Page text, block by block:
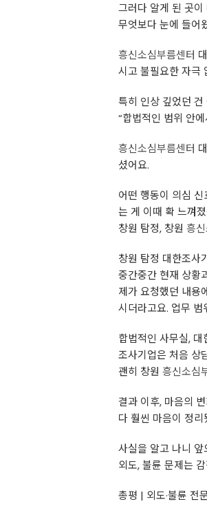
그러다 알게 된 곳
무엇보다 눈에 들어
흥신소심부름센터
시고 불필요한 자극
특히 인상 깊었던
“합법적인 범위 안
흥신소심부름센터
셨어요.
어떤 행동이 의심
는 게 이때 확 느껴
창원 탐정, 창원 흥
창원 탐정 대한조사
중간중간 현재 상황
제가 요청했던 내용
시더라고요. 업무
합법적인 사무실,
조사기업은 처음 상
괜히 창원 흥신소심
결과 이후, 마음의
다 훨씬 마음이 정
사실을 알고 나니
외도, 불륜 문제는
총평 | 외도·불륜 전